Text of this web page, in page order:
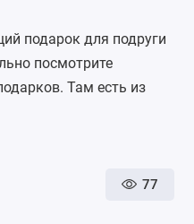
подарок для подруги
посмотрите
. Там есть из
77